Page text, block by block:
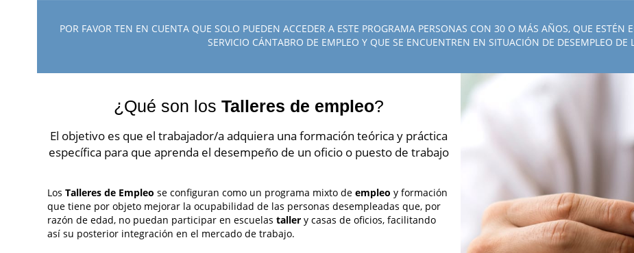
POR FAVOR TEN EN CUENTA QUE SOLO PUEDEN ACCEDER A ESTE PROGRAMA PERSONAS CON 30 O MÁS AÑOS, QUE ESTÉN
SERVICIO CÁNTABRO DE EMPLEO Y QUE SE ENCUENTREN EN SITUACIÓN DE DESEMPLEO DE
¿Qué son los Talleres de empleo?
El objetivo es que el trabajador/a adquiera una formación teórica y práctica
específica para que aprenda el desempeño de un oficio o puesto de trabajo
Los Talleres de Empleo se configuran como un programa mixto de empleo y formación
que tiene por objeto mejorar la ocupabilidad de las personas desempleadas que, por
razón de edad, no puedan participar en escuelas taller y casas de oficios, facilitando
así su posterior integración en el mercado de trabajo.